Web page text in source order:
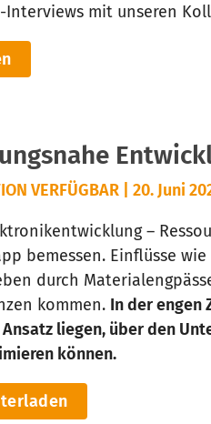
mit unseren
VERFÜGBAR | 20. Juni
–
bemessen. Einflüsse
durch
kommen. In der engen
liegen, über den
können.